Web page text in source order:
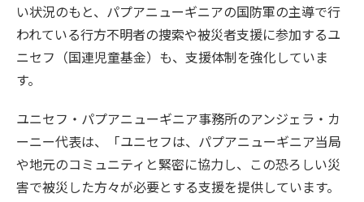
い状況のもと、パプアニューギニアの国防軍の主導で行
われている行方不明者の捜索や被災者支援に参加するユ
ニセフ（国連児童基金）も、支援体制を強化していま
す。
ユニセフ・パプアニューギニア事務所のアンジェラ・カ
ーニー代表は、「ユニセフは、パプアニューギニア当局
や地元のコミュニティと緊密に協力し、この恐ろしい災
害で被災した方々が必要とする支援を提供しています。